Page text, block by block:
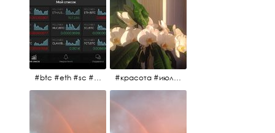
#btc #eth #sc #xrp #etc #maid #sys #naut #strat #pasc #dash #xmr #nxt #usdt #ltc#lsk #zec #str #rep #coin #markets #bitcoin #красота #июльскоеутро